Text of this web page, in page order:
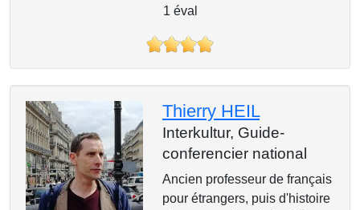
1 éval
Thierry HEIL
Interkultur, Guide-
conferencier national
Ancien professeur de français
pour étrangers, puis d'histoire